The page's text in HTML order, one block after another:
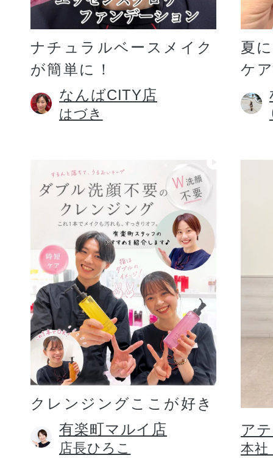
ご利用ガイド
よくあるご質問
ナチュラルベースメイク
が簡単に！
なんばCITY店
はづき
夏
ケ
クレンジングここが好き
有楽町マルイ店
店長ひろこ
ア
本